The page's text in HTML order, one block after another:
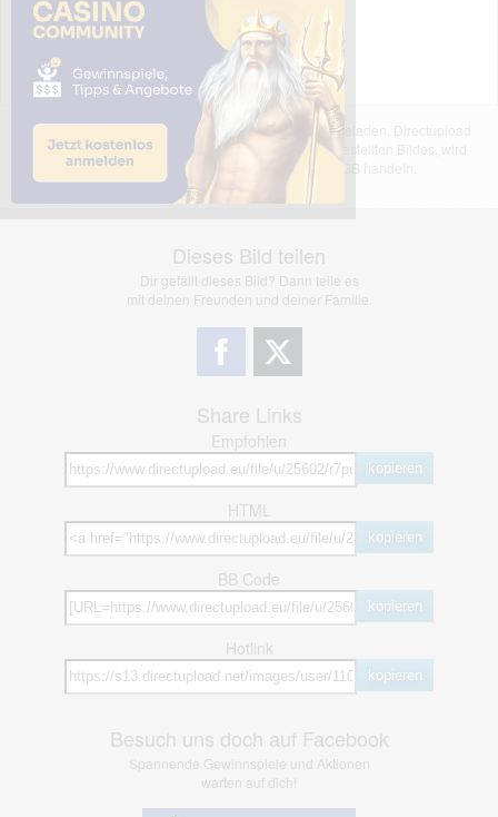
Das dargestellte Bild wurde von einem Nutzer hochgeladen. Directupload
übernimmt keinerlei Haftung für den Inhalt des dargestellten Bildes, wird
jedoch bei Verstößen nach §2(3) unserer AGB handeln.
Dieses Bild teilen
Dir gefällt dieses Bild? Dann teile es
mit deinen Freunden und deiner Familie.
Share Links
Empfohlen
kopieren
HTML
kopieren
BB Code
kopieren
Hotlink
kopieren
Besuch uns doch auf Facebook
Spannende Gewinnspiele und Aktionen
warten auf dich!